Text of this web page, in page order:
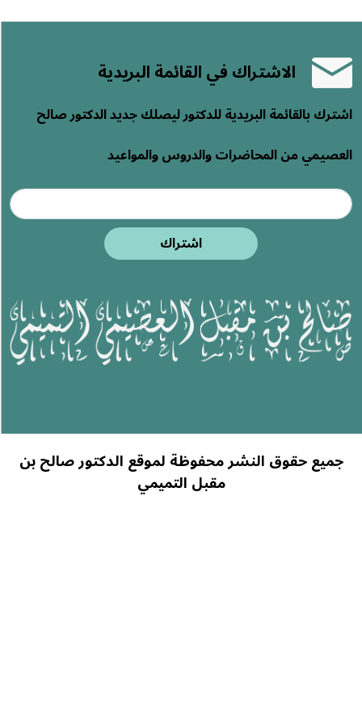
في القائمة البريدية
للدكتور ليصلك جديد الدكتور صالح
والدروس والمواعيد
محفوظة لموقع الدكتور صالح بن